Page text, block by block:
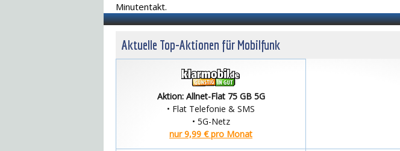
Minutentakt.
Aktuelle Top-Aktionen für Mobilfunk
Aktion: Allnet-Flat 75 GB 5G
• Flat Telefonie & SMS
• 5G-Netz
nur 9,99 € pro Monat